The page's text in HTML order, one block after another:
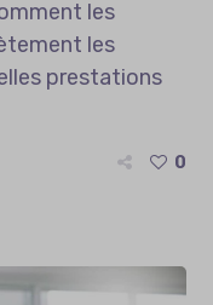
les
les
prestations
0